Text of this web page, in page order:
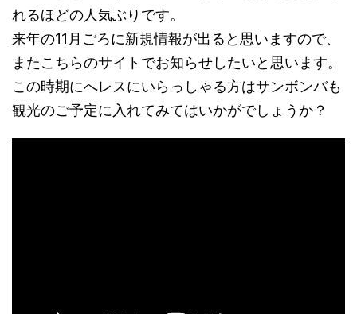
れるほどの人気ぶりです。
来年の11月ごろに新規情報が出ると思いますので、
またこちらのサイトでお知らせしたいと思います。
この時期にへレスにいらっしゃる方はサンボンバも
観光のご予定に入れてみてはいかがでしょうか？